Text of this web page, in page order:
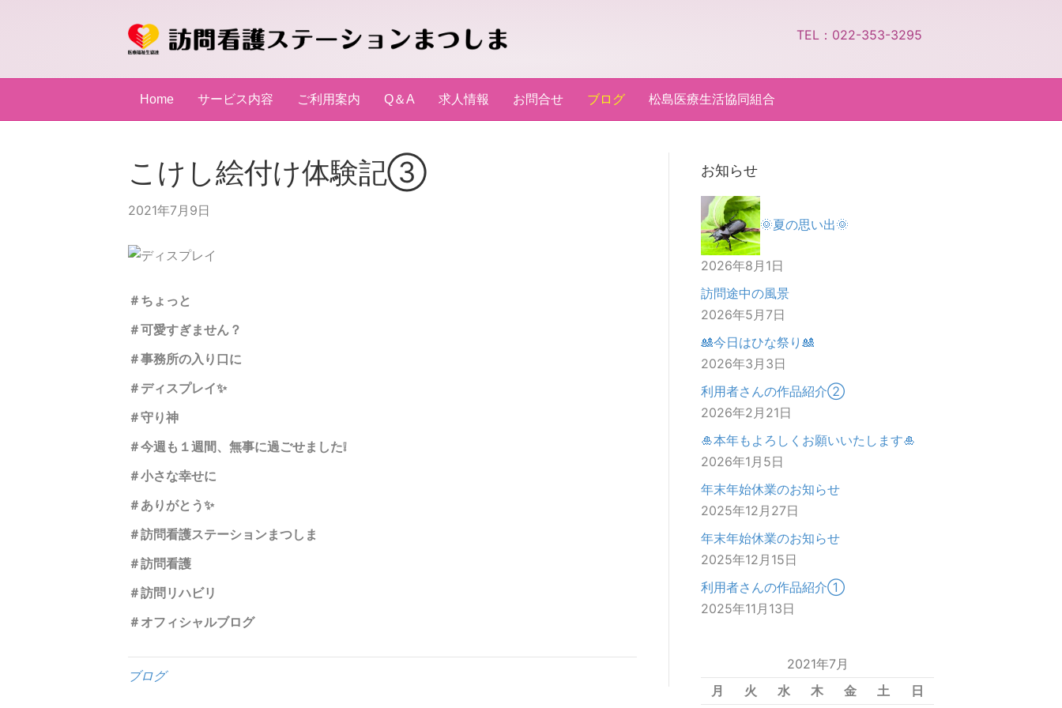
TEL：022-353-3295
Home サービス内容 ご利用案内 Q＆A 求人情報 お問合せ ブログ 松島医療生活協同組合
こけし絵付け体験記③
2021年7月9日
＃ちょっと
＃可愛すぎません？
＃事務所の入り口に
＃ディスプレイ✨
＃守り神
＃今週も１週間、無事に過ごせました❕
＃小さな幸せに
＃ありがとう✨
＃訪問看護ステーションまつしま
＃訪問看護
＃訪問リハビリ
＃オフィシャルブログ
ブログ
お知らせ
🌞夏の思い出🌞
2026年8月1日
訪問途中の風景
2026年5月7日
🎎今日はひな祭り🎎
2026年3月3日
利用者さんの作品紹介②
2026年2月21日
🎍本年もよろしくお願いいたします🎍
2026年1月5日
年末年始休業のお知らせ
2025年12月27日
年末年始休業のお知らせ
2025年12月15日
利用者さんの作品紹介①
2025年11月13日
2021年7月
月
火 水 木 金 土 日